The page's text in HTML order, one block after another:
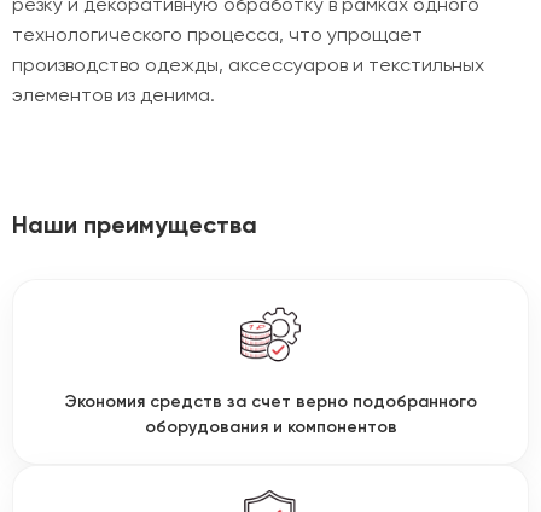
технологического процесса, что упрощает
производство одежды, аксессуаров и текстильных
элементов из денима.
Наши преимущества
Экономия средств за счет верно подобранного
оборудования и компонентов